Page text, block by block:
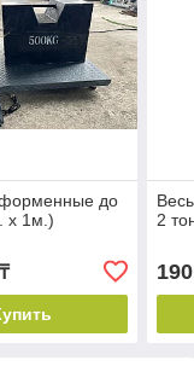
до
х 1м.)
2